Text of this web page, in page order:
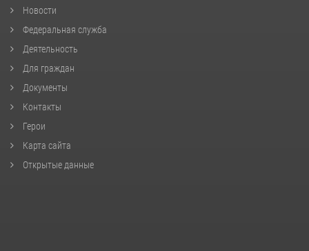
Новости
Федеральная служба
Деятельность
Для граждан
Документы
Контакты
Герои
Карта сайта
Открытые данные